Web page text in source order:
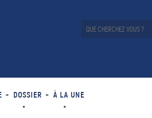
DOSSIER À LA UNE